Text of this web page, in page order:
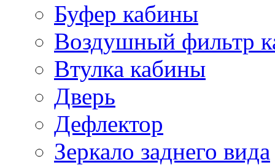
Буфер кабины
Воздушный фильтр
Втулка кабины
Дверь
Дефлектор
Зеркало заднего вида